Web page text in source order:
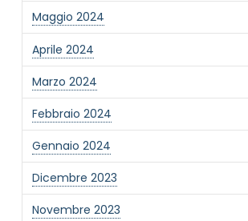
Maggio 2024
Aprile 2024
Marzo 2024
Febbraio 2024
Gennaio 2024
Dicembre 2023
Novembre 2023